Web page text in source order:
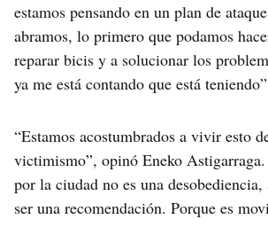
estamos pensando en un plan de
abramos, lo primero que podamos
reparar bicis y a solucionar los
ya me está contando que está
“Estamos acostumbrados a vivir esto
victimismo”, opinó Eneko
por la ciudad no es una
ser una recomendación. Porque es